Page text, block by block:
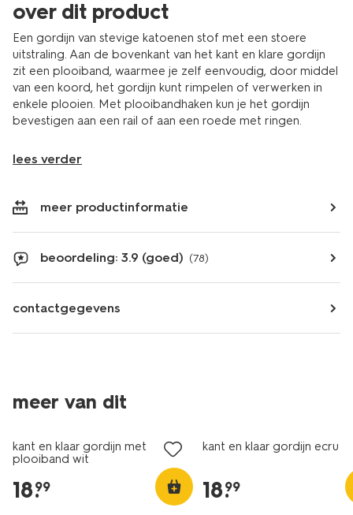
over dit product
Een gordijn van stevige katoenen stof met een stoere
uitstraling. Aan de bovenkant van het kant en klare gordijn
zit een plooiband, waarmee je zelf eenvoudig, door middel
van een koord, het gordijn kunt rimpelen of verwerken in
enkele plooien. Met plooibandhaken kun je het gordijn
bevestigen aan een rail of aan een roede met ringen.
lees verder
meer productinformatie
beoordeling: 3.9 (goed) (78)
contactgegevens
meer van dit
kant en klaar gordijn met
plooiband wit
18.
99
kant en klaar gordijn ecru
18.
99